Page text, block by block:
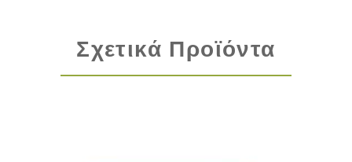
Σχετικά Προϊόντα